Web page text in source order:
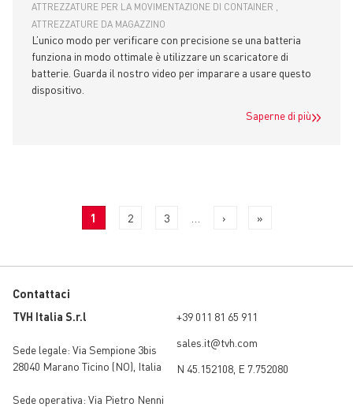
ATTREZZATURE PER LA MOVIMENTAZIONE DI CONTAINER
ATTREZZATURE DA MAGAZZINO
L’unico modo per verificare con precisione se una batteria
funziona in modo ottimale è utilizzare un scaricatore di
batterie. Guarda il nostro video per imparare a usare questo
dispositivo.
Saperne di più
Current
page
1 Page
2 Page
3
Next
›
Last
»
Contattaci
TVH Italia S.r.l
Sede legale: Via Sempione 3bis
28040 Marano Ticino (NO) Italia
Sede operativa: Via Pietro Nenni
+39 011 81 65 911
sales.it@tvh.com
N 45.152108, E 7.752080